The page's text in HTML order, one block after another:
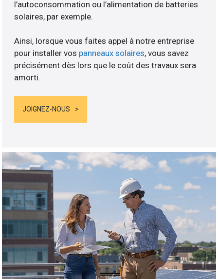
l’autoconsommation ou l’alimentation de batteries
solaires, par exemple.
Ainsi, lorsque vous faites appel à notre entreprise
pour installer vos panneaux solaires, vous savez
précisément dès lors que le coût des travaux sera
amorti.
JOIGNEZ-NOUS